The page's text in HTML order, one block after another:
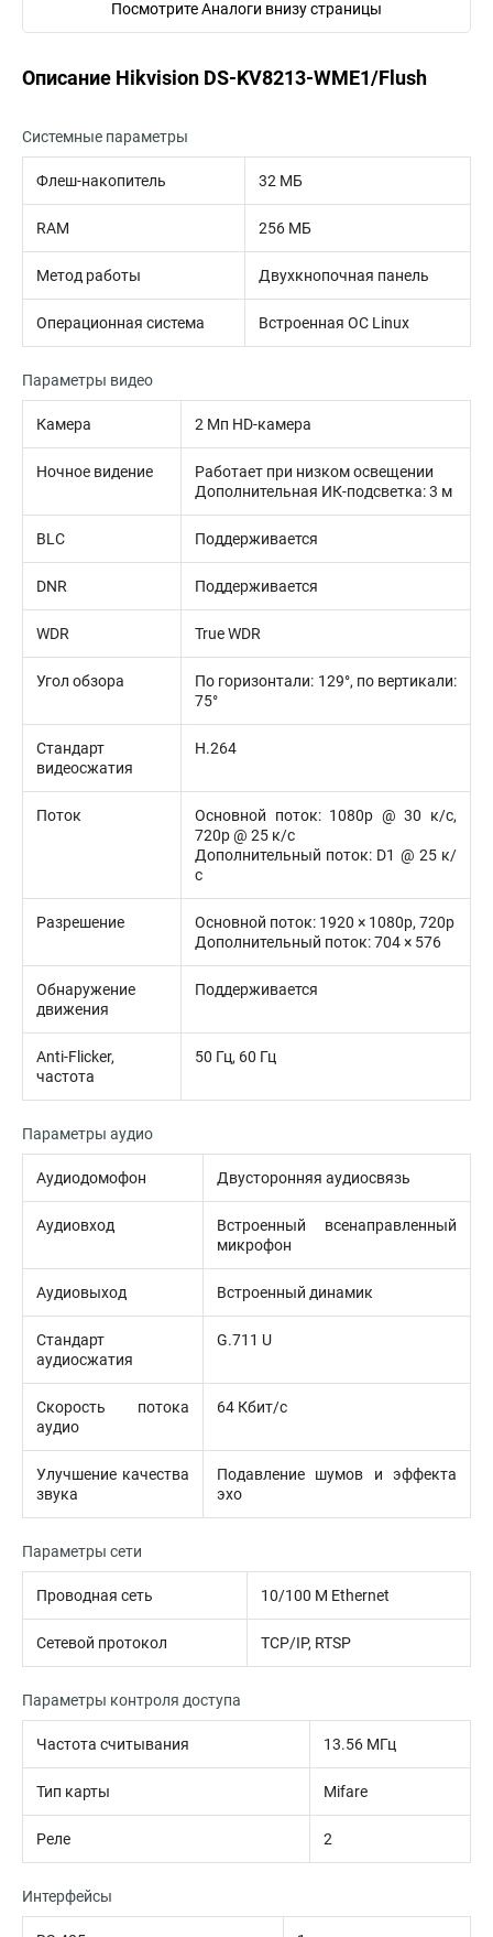
Посмотрите Аналоги внизу страницы
Описание Hikvision DS-KV8213-WME1/Flush
Системные параметры
Флеш-накопитель 32 MБ
RAM 256 MБ
Метод работы Двухкнопочная панель
Операционная система Встроенная ОС Linux
Параметры видео
Камера 2 Мп HD-камера
Ночное видение
Работает при низком освещении
Дополнительная ИК-подсветка: 3 м
BLC Поддерживается
DNR Поддерживается
WDR True WDR
Угол обзора
По горизонтали: 129°, по вертикали:
75°
Стандарт
видеосжатия
H.264
Поток
Основной поток: 1080p @ 30 к/с,
720p @ 25 к/с
Дополнительный поток: D1 @ 25 к/
с
Разрешение
Основной поток: 1920 × 1080p, 720p
Дополнительный поток: 704 × 576
Обнаружение
движения
Поддерживается
Anti-Flicker,
частота
50 Гц, 60 Гц
Параметры аудио
Аудиодомофон Двусторонняя аудиосвязь
Аудиовход
Встроенный всенаправленный
микрофон
Аудиовыход Встроенный динамик
Стандарт
аудиосжатия
G.711 U
Скорость потока
аудио
64 Кбит/с
Улучшение качества
звука
Подавление шумов и эффекта
эхо
Параметры сети
Проводная сеть 10/100 M Ethernet
Сетевой протокол TCP/IP, RTSP
Параметры контроля доступа
Частота считывания 13.56 МГц
Тип карты Mifare
Реле 2
Интерфейсы